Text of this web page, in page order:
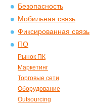
Безопасность
Мобильная связь
Фиксированная связь
ПО
Рынок ПК
Маркетинг
Торговые сети
Оборудование
Outsourcing